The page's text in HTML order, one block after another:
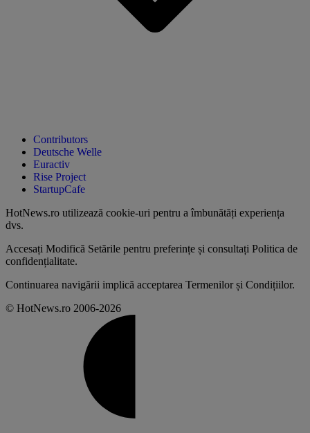
Contributors
Deutsche Welle
Euractiv
Rise Project
StartupCafe
HotNews.ro utilizează cookie-uri pentru a îmbunătăți experiența
dvs.
Accesați Modifică Setările pentru preferințe și consultați Politica de
confidențialitate.
Continuarea navigării implică acceptarea Termenilor și Condițiilor.
© HotNews.ro 2006-2026